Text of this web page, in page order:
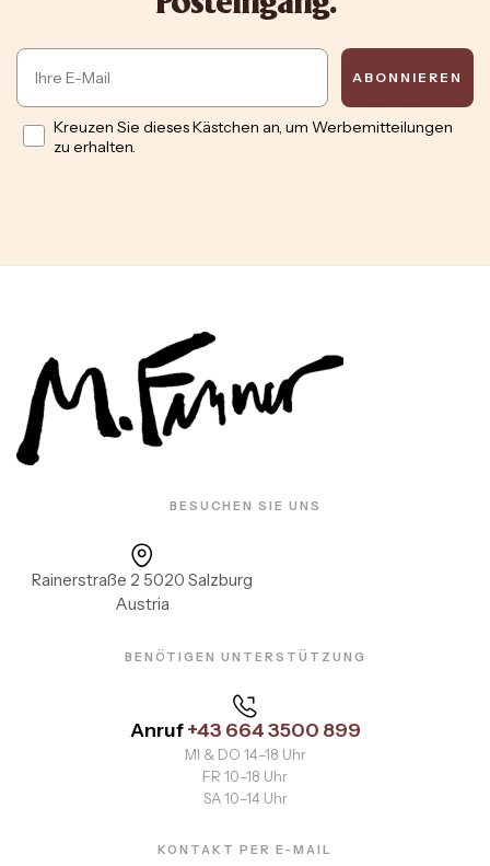
Email
ABONNIEREN
Opt inKreuzen Sie dieses Kästchen an, um Werbemitteilungen
zu erhalten.
BESUCHEN SIE UNS
Rainerstraße 2 5020 Salzburg
Austria
BENÖTIGEN UNTERSTÜTZUNG
Anruf+43 664 3500 899
MI & DO 14–18 Uhr
FR 10–18 Uhr
SA 10–14 Uhr
KONTAKT PER E-MAIL